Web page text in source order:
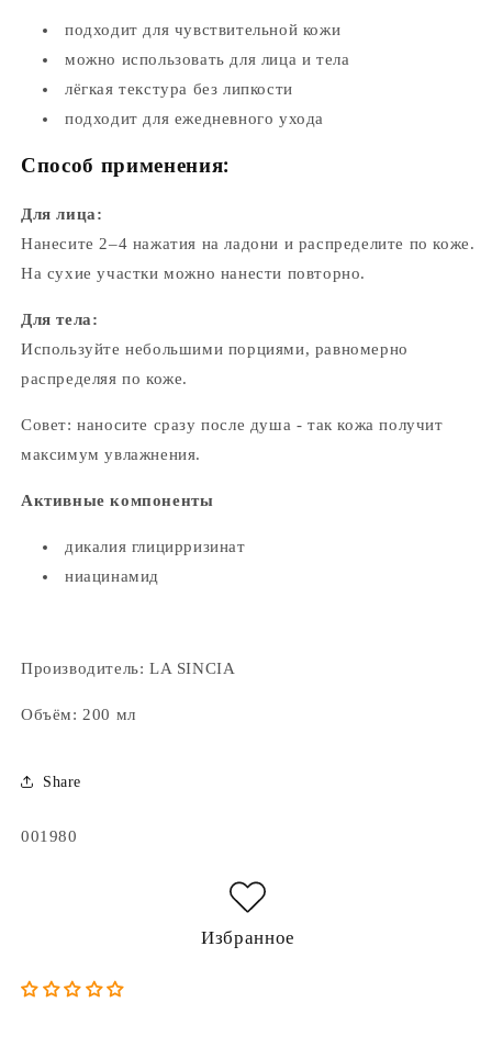
подходит для чувствительной кожи
можно использовать для лица и тела
лёгкая текстура без липкости
подходит для ежедневного ухода
Способ применения:
Для лица:
Нанесите 2–4 нажатия на ладони и распределите по коже.
На сухие участки можно нанести повторно.
Для тела:
Используйте небольшими порциями, равномерно
распределяя по коже.
Совет: наносите сразу после душа - так кожа получит
максимум увлажнения.
Активные компоненты
дикалия глицирризинат
ниацинамид
Производитель: LA SINCIA
Объём: 200 мл
Share
Артикул:
001980
Избранное